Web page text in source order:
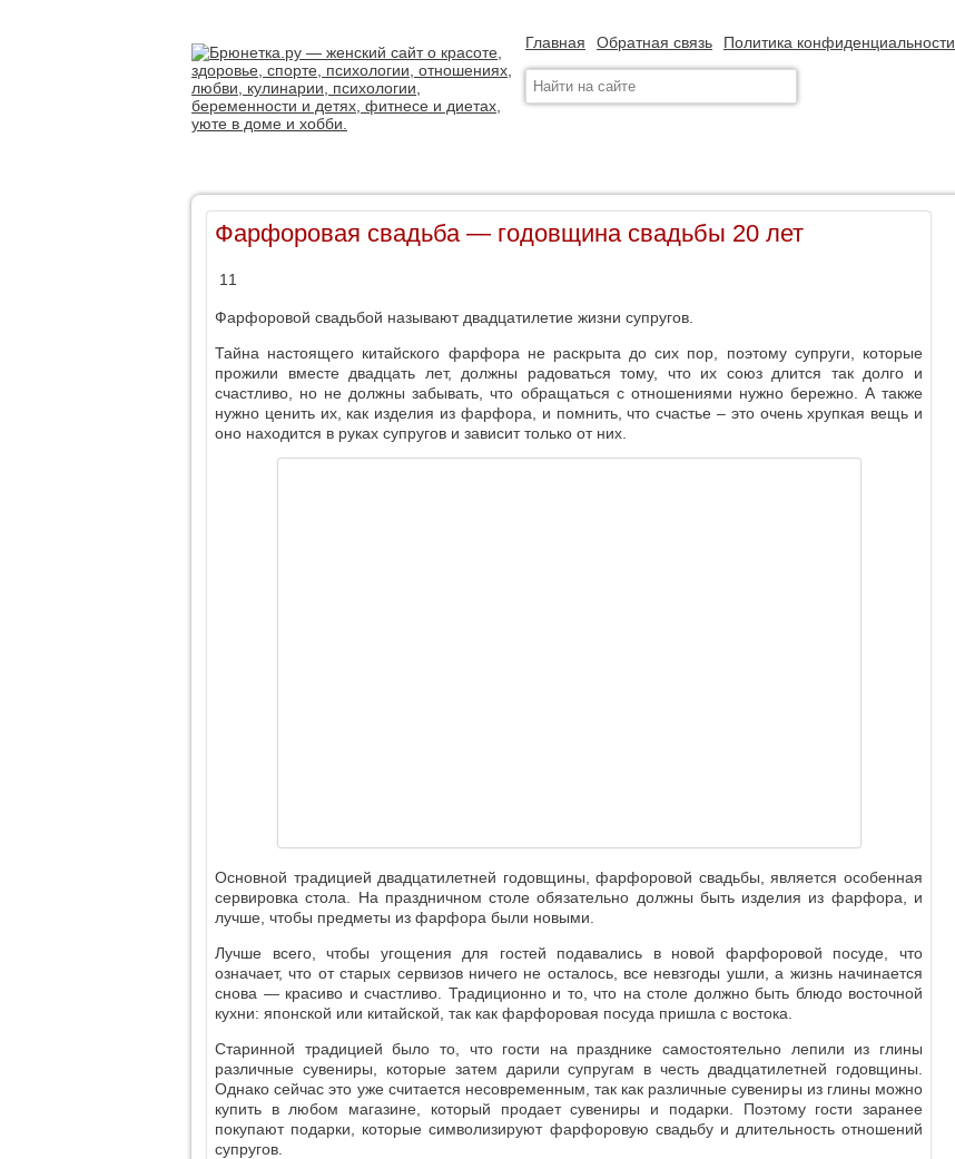
Главная Обратная связь Политика конфиденциальности
Фарфоровая свадьба — годовщина свадьбы 20 лет
11
Фарфоровой свадьбой называют двадцатилетие жизни супругов.
Тайна настоящего китайского фарфора не раскрыта до сих пор, поэтому супруги, которые
прожили вместе двадцать лет, должны радоваться тому, что их союз длится так долго и
счастливо, но не должны забывать, что обращаться с отношениями нужно бережно. А также
нужно ценить их, как изделия из фарфора, и помнить, что счастье – это очень хрупкая вещь и
оно находится в руках супругов и зависит только от них.
Основной традицией двадцатилетней годовщины, фарфоровой свадьбы, является особенная
сервировка стола. На праздничном столе обязательно должны быть изделия из фарфора, и
лучше, чтобы предметы из фарфора были новыми.
Лучше всего, чтобы угощения для гостей подавались в новой фарфоровой посуде, что
означает, что от старых сервизов ничего не осталось, все невзгоды ушли, а жизнь начинается
снова — красиво и счастливо. Традиционно и то, что на столе должно быть блюдо восточной
кухни: японской или китайской, так как фарфоровая посуда пришла с востока.
Старинной традицией было то, что гости на празднике самостоятельно лепили из глины
различные сувениры, которые затем дарили супругам в честь двадцатилетней годовщины.
Однако сейчас это уже считается несовременным, так как различные сувениры из глины можно
купить в любом магазине, который продает сувениры и подарки. Поэтому гости заранее
покупают подарки, которые символизируют фарфоровую свадьбу и длительность отношений
супругов.